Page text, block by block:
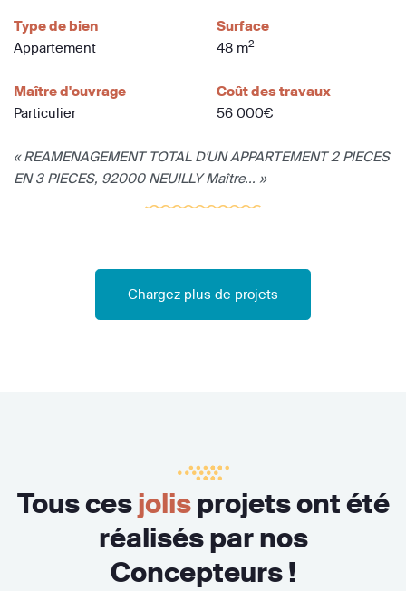
Type de bien
Appartement
Surface
48 m2
Maître d'ouvrage
Particulier
Coût des travaux
56 000€
« REAMENAGEMENT TOTAL D'UN APPARTEMENT 2 PIECES
EN 3 PIECES, 92000 NEUILLY Maître... »
Chargez plus de projets
Tous cesjolisprojets ont été
réalisés par nos
Concepteurs !